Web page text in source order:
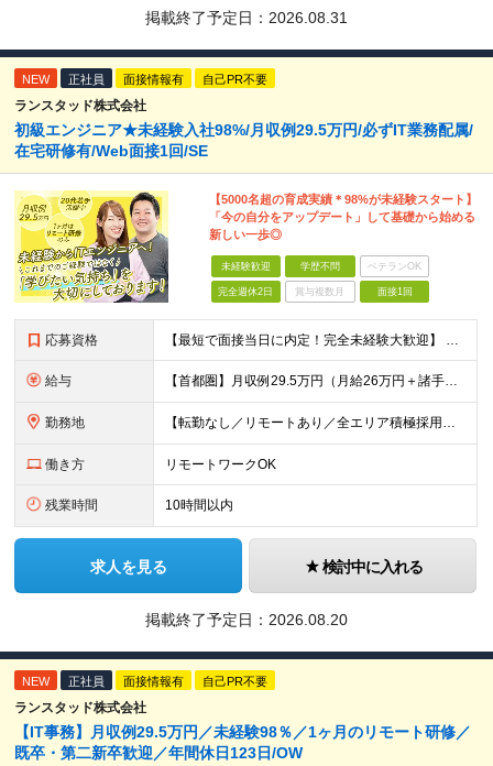
掲載終了予定日： 2026.08.31
NEW 正社員 面接情報有 自己PR不要
ランスタッド株式会社
初級エンジニア★未経験入社98%/月収例29.5万円/必ずIT業務配属/
在宅研修有/Web面接1回/SE
【5000名超の育成実績＊98%が未経験スタート】
「今の自分をアップデート」して基礎から始める
新しい一歩◎
未経験歓迎 学歴不問 ベテランOK
完全週休2日 賞与複数月 面接1回
応募資格 【最短で面接当日に内定！完全未経験大歓迎】 ・業種／職種未経験歓迎 ・社会人デビュー、第二新卒、既卒者大歓迎 ・学歴不問（文系、理系不問） ・20代～30代、男女問わず活躍中 ・服装、髪色自由 ・明確
給与 【首都圏】月収例29.5万円（月給26万円＋諸手当） 【東海・関西】月収例28.5万円（月給25万円＋諸手当） 【九州】月収例26万円（月給23万円＋諸手当） ※経験・スキル・前職給与を踏まえ、総合
勤務地 【転勤なし／リモートあり／全エリア積極採用】 ・大手企業のプロジェクト中心 ・勤務エリアや配属先は希望を考慮 ・研修はリモートメインで実施 ・UIターン歓迎 ＜主なエリア＞ ■首都圏…東京・神奈川・
働き方 リモートワークOK
残業時間 10時間以内
求人を見る 検討中に入れる
掲載終了予定日： 2026.08.20
NEW 正社員 面接情報有 自己PR不要
ランスタッド株式会社
【IT事務】月収例29.5万円／未経験98％／1ヶ月のリモート研修／
既卒・第二新卒歓迎／年間休日123日/OW